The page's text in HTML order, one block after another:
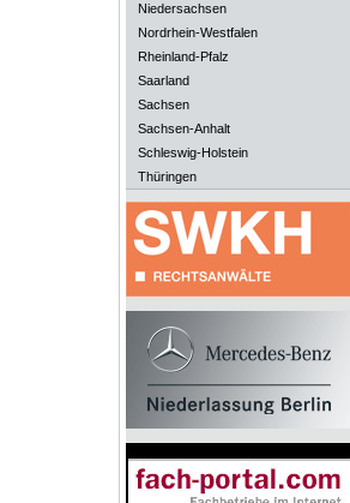
Niedersachsen
Nordrhein-Westfalen
Rheinland-Pfalz
Saarland
Sachsen
Sachsen-Anhalt
Schleswig-Holstein
Thüringen